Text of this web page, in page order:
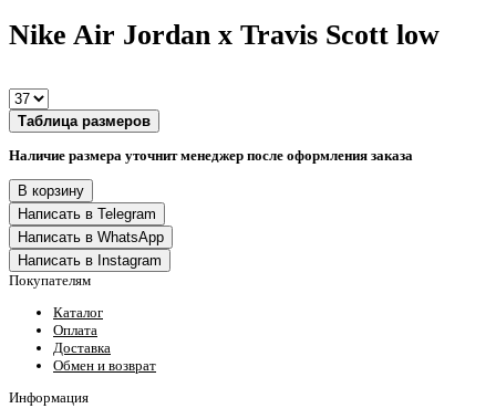
Nike Air Jordan x Travis Scott low
Таблица размеров
Наличие размера уточнит менеджер после оформления заказа
В корзину
Написать в Telegram
Написать в WhatsApp
Написать в Instagram
Покупателям
Каталог
Оплата
Доставка
Обмен и возврат
Информация